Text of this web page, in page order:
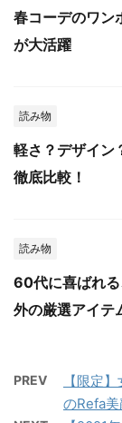
春コーデのワン
が大活躍
読み物
軽さ？デザイン
徹底比較！
読み物
60代に喜ばれ
外の厳選アイテ
PREV
【限定
のRefa美